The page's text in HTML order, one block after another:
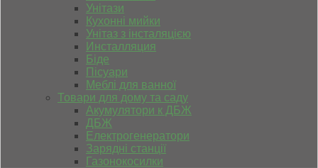
Унітази
Кухонні мийки
Унітаз з інсталяцією
Инсталляция
Біде
Пісуари
Меблі для ванної
Товари для дому та саду
Акумулятори к ДБЖ
ДБЖ
Електрогенератори
Зарядні станції
Газонокосилки